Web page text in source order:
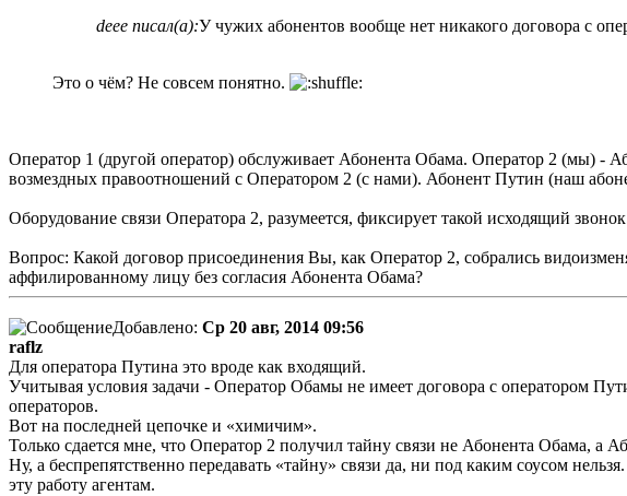
deee писал(а):У чужих абонентов вообще нет никакого договора с
Это о чём? Не совсем понятно.
Оператор 1 (другой оператор) обслуживает Абонента Обама. Оператор 2 (мы) -
возмездных правоотношений с Оператором 2 (с нами). Абонент Путин (наш
Оборудование связи Оператора 2, разумеется, фиксирует такой исходящий
Вопрос: Какой договор присоединения Вы, как Оператор 2, собрались
аффилированному лицу без согласия Абонента Обама?
Добавлено: Ср 20 авг, 2014 09:56
raflz
Для оператора Путина это вроде как входящий.
Учитывая условия задачи - Оператор Обамы не имеет договора с оператором
операторов.
Вот на последней цепочке и «химичим».
Только сдается мне, что Оператор 2 получил тайну связи не Абонента Обама, а
Ну, а беспрепятственно передавать «тайну» связи да, ни под каким соусом
эту работу агентам.